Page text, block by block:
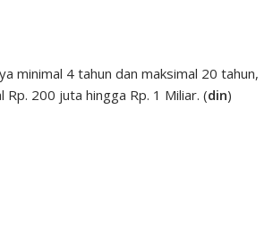
minimal 4 tahun dan maksimal 20 tahun,
200 juta hingga Rp. 1 Miliar. (din)